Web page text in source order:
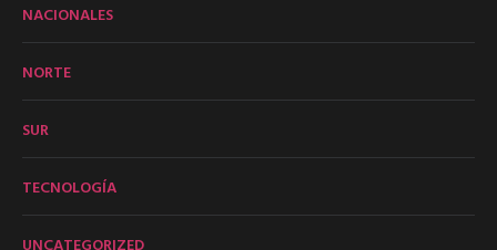
NACIONALES
NORTE
SUR
TECNOLOGÍA
UNCATEGORIZED